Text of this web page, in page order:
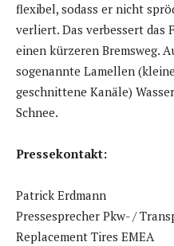
flexibel, sodass er nicht
verliert. Das verbessert das
einen kürzeren Bremsweg.
sogenannte Lamellen
geschnittene Kanäle)
Schnee.
Pressekontakt:
Patrick Erdmann
Pressesprecher Pkw- /
Replacement Tires EMEA